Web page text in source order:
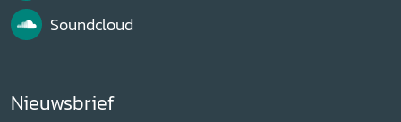
Soundcloud
Nieuwsbrief